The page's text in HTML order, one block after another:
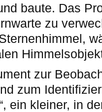
baute. Das
zu
zur
zum
ein kleiner, in